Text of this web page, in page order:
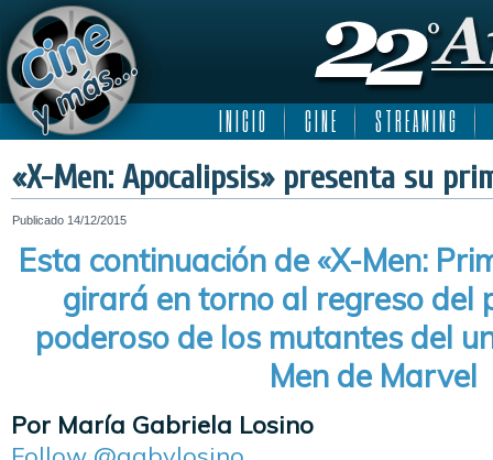
I N I C I O C I N E S T R E A M I N G
«X-Men: Apocalipsis» presenta su
Publicado 14/12/2015
Esta continuación de «X-Men:
girará en torno al regreso del
poderoso de los mutantes del
Men de Marvel
Por María Gabriela Losino